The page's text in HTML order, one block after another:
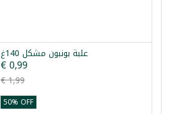
علبة بونبون مشكل 140غ
€ 0,99
€ 1,99
50% OFF